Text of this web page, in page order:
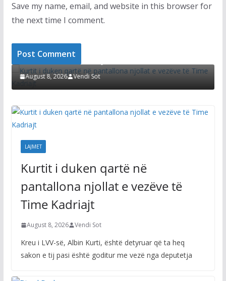
Save my name, email, and website in this browser for
the next time I comment.
Kurtit i duken qartë në pantallona njollat e
vezëve të Time Kadriajt
August 8, 2026 Vendi Sot
LAJMET
Kurtit i duken qartë në
pantallona njollat e vezëve të
Time Kadriajt
August 8, 2026 Vendi Sot
Kreu i LVV-së, Albin Kurti, është detyruar që ta heq
sakon e tij pasi është goditur me vezë nga deputetja